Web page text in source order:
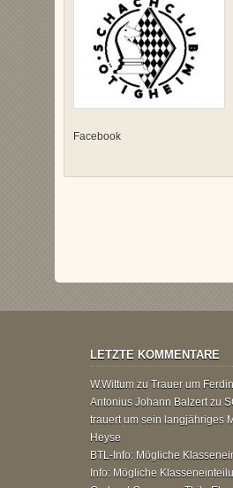
Facebook
LETZTE KOMMENTARE
W.Wittum zu Trauer um
Antonius Johann Balzertzu
trauert um sein langjähriges
Heyse
BTL-Info: Mögliche
Info: Mögliche